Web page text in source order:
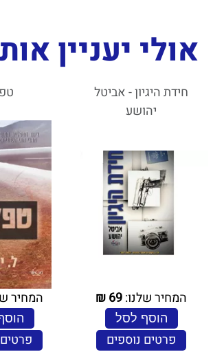
אולי יעניין
חידת היגיון - אביטל
יהושע
המחיר שלנו:69
₪
הוסף לסל
פרטים נוספים
המחיר